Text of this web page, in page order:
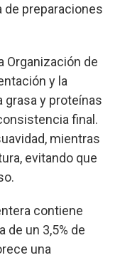
de preparaciones
Organización de
y la
grasa y proteínas
final.
mientras
evitando que
contiene
de un 3,5% de
una